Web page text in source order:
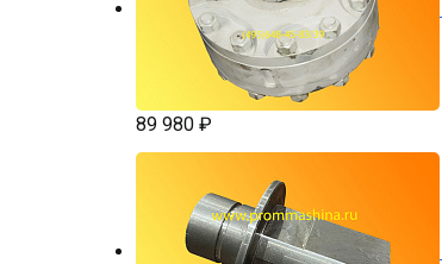
89 980 ₽